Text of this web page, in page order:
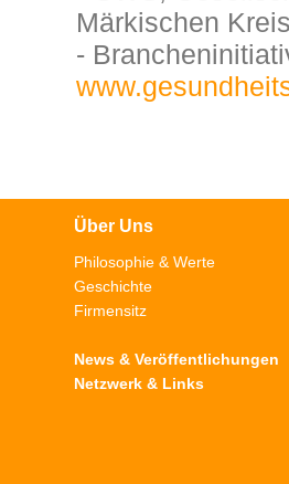
Märkischen
-
Über Uns
Philosophie & Werte
Geschichte
Firmensitz
News & Veröffentlichungen
Netzwerk & Links